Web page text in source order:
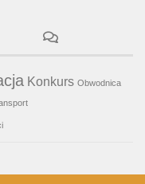
Konkurs Obwodnica